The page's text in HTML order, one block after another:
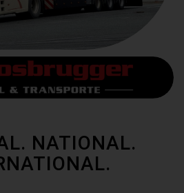
NATIONAL.